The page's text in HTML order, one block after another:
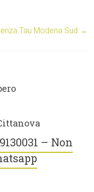
Tau Modena Sud →
– Non